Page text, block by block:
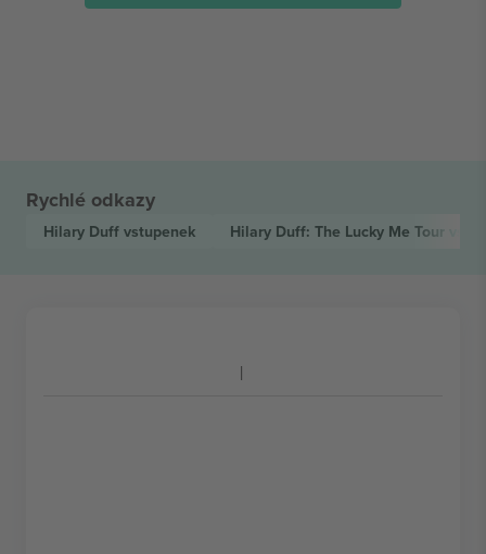
Rychlé odkazy
Hilary Duff vstupenek Hilary Duff: The Lucky Me Tour